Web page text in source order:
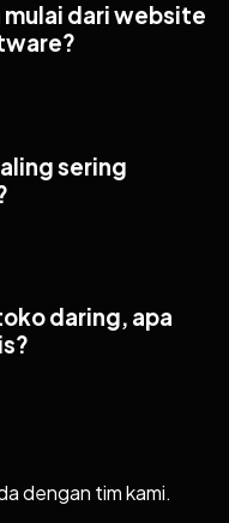
mulai dari website
sering
daring, apa
dengan tim kami.